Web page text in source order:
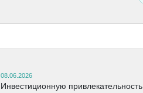
08.06.2026
Инвестиционную привлекательность